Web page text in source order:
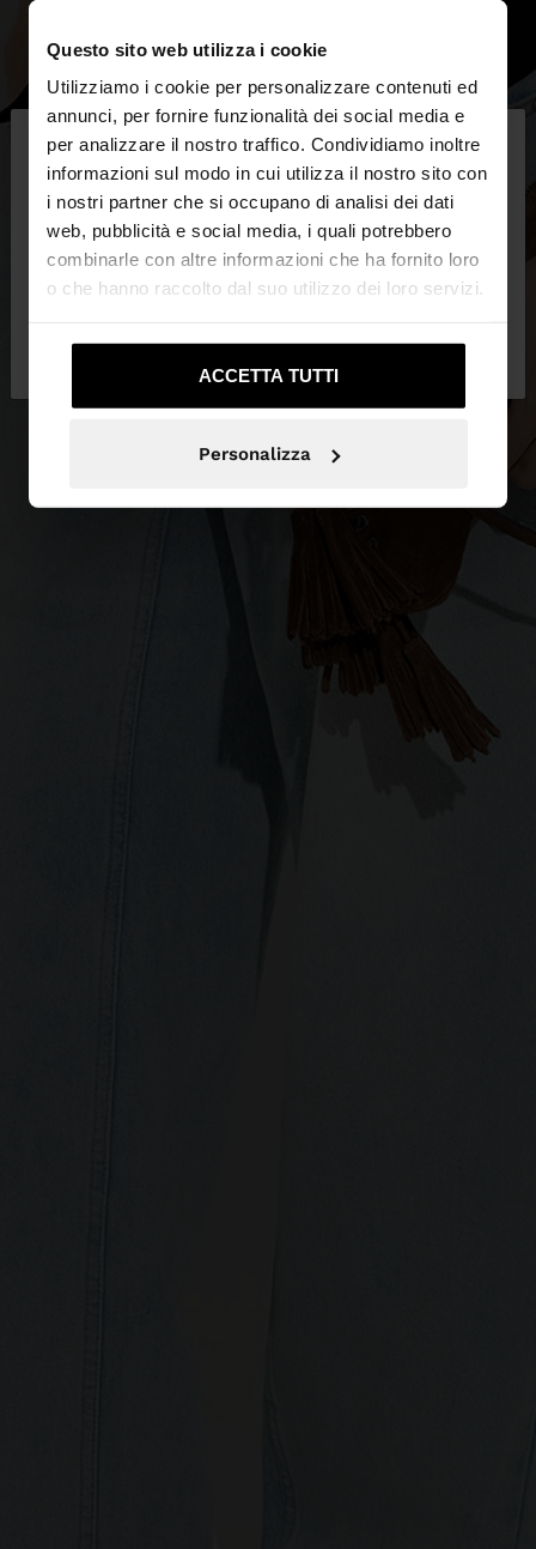
Questo sito web utilizza i cookie
Utilizziamo i cookie per personalizzare contenuti ed
annunci, per fornire funzionalità dei social media e
per analizzare il nostro traffico. Condividiamo inoltre
informazioni sul modo in cui utilizza il nostro sito con
i nostri partner che si occupano di analisi dei dati
web, pubblicità e social media, i quali potrebbero
combinarle con altre informazioni che ha fornito loro
o che hanno raccolto dal suo utilizzo dei loro servizi.
ACCETTA TUTTI
Personalizza
ciao ×
Stai accedendo al sito da Italia. Vuoi navigare sul
nostro sito United States?